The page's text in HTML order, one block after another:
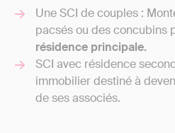
Une SCI de couples :
pacsés ou des concubins
résidence principale.
SCI avec résidence
immobilier destiné à
de ses associés​​.